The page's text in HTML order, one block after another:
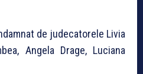
de judecatorele Livia
Angela Drage, Luciana